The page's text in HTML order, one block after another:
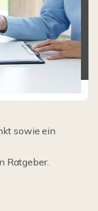
sowie ein
Ratgeber.